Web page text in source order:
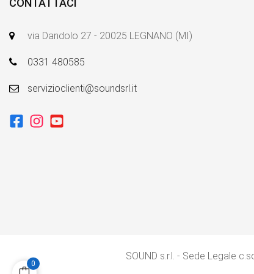
via Dandolo 27 - 20025 LEGNANO (MI)
0331 480585
servizioclienti@soundsrl.it
SOUND s.r.l. - Sede Legale
0